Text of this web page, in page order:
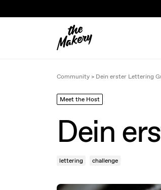
Community > Dein erster Lettering
Meet the Host
Dein
lettering challenge